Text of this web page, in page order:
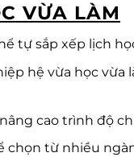
VỪA LÀM
tự sắp xếp lịch
hệ vừa học
cao trình độ
chọn từ nhiều